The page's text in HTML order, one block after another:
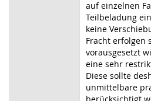
auf einzelnen
Teilbeladung
keine
Fracht erfolgen
vorausgesetzt
eine sehr
Diese sollte
unmittelbare